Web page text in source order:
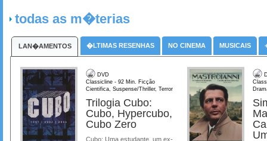
todas as m�terias
LAN�AMENTOS �LTIMAS RESENHAS NO CINEMA MUSICAIS
DVD
Classicline - 92 Min. Ficção
Cientifica, Suspense/Thriller, Terror
Trilogia Cubo:
Cubo, Hypercubo,
Cubo Zero
Cubo: Uma estudante, um ex-